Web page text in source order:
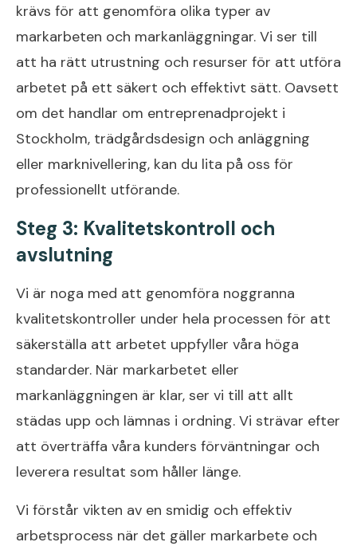
krävs för att genomföra olika typer av
markarbeten och markanläggningar. Vi ser till
att ha rätt utrustning och resurser för att utföra
arbetet på ett säkert och effektivt sätt. Oavsett
om det handlar om entreprenadprojekt i
Stockholm, trädgårdsdesign och anläggning
eller marknivellering, kan du lita på oss för
professionellt utförande.
Steg 3: Kvalitetskontroll och
avslutning
Vi är noga med att genomföra noggranna
kvalitetskontroller under hela processen för att
säkerställa att arbetet uppfyller våra höga
standarder. När markarbetet eller
markanläggningen är klar, ser vi till att allt
städas upp och lämnas i ordning. Vi strävar efter
att överträffa våra kunders förväntningar och
leverera resultat som håller länge.
Vi förstår vikten av en smidig och effektiv
arbetsprocess när det gäller markarbete och